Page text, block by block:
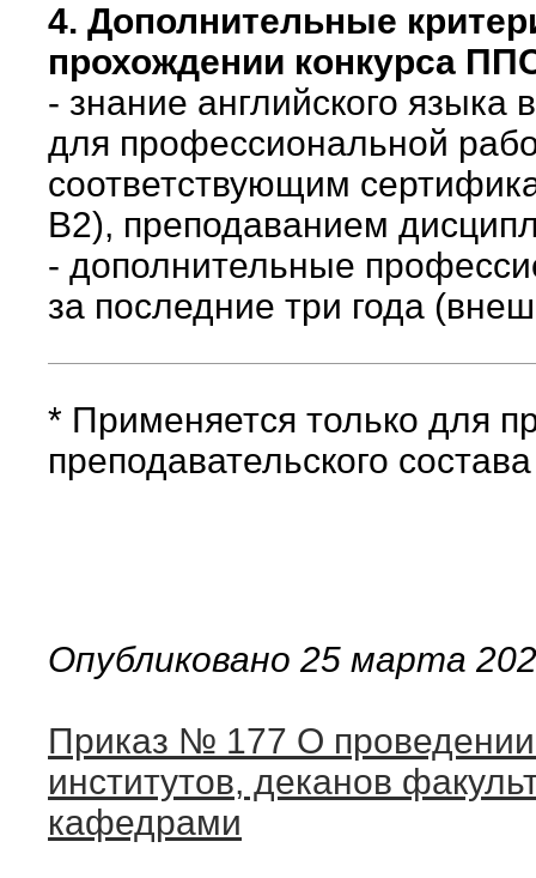
4. Дополнительные
прохождении конкурса
- знание английского
для профессиональной
соответствующим
B2), преподаванием
- дополнительные
за последние три года
* Применяется только для
преподавательского
Опубликовано 25 марта
Приказ № 177 О
институтов, деканов
кафедрами